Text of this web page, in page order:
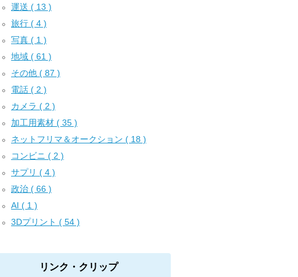
運送 ( 13 )
旅行 ( 4 )
写真 ( 1 )
地域 ( 61 )
その他 ( 87 )
電話 ( 2 )
カメラ ( 2 )
加工用素材 ( 35 )
ネットフリマ＆オークション ( 18 )
コンビニ ( 2 )
サプリ ( 4 )
政治 ( 66 )
AI ( 1 )
3Dプリント ( 54 )
リンク・クリップ